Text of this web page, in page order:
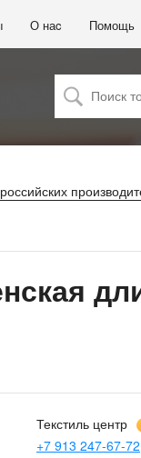
О наc Помощь
Текстиль центр
+7 913 247-67-72